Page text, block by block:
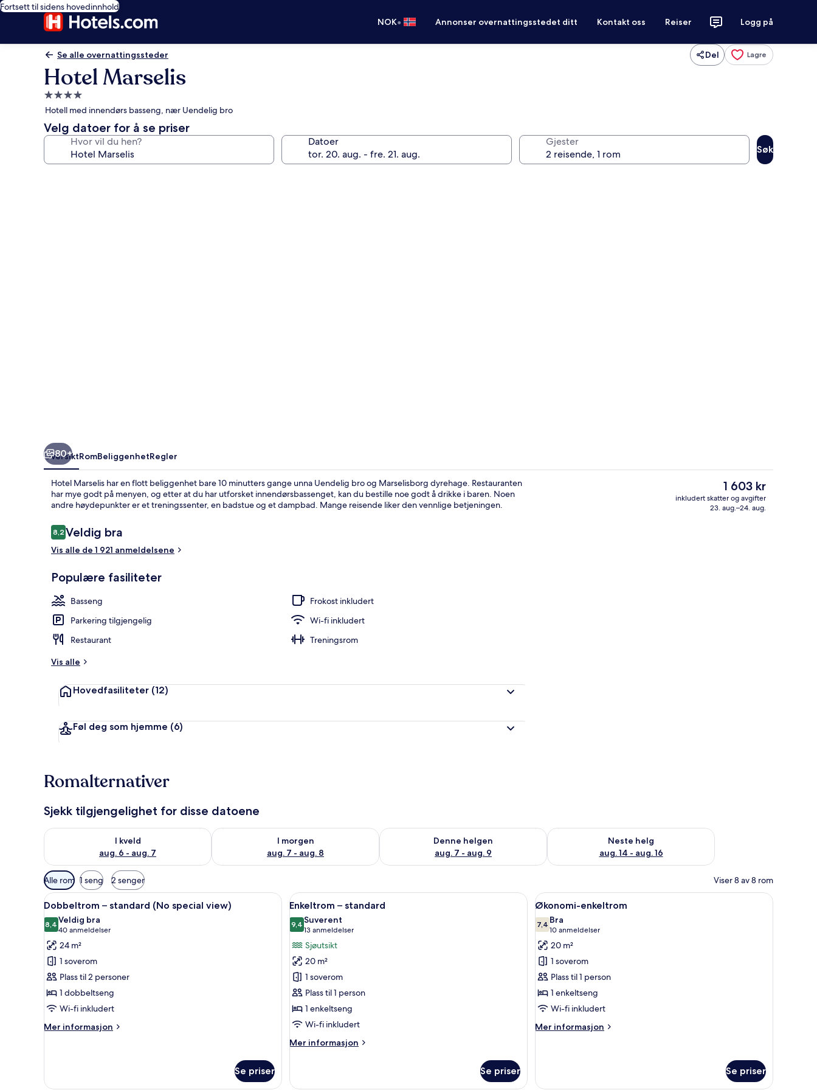
Fortsett til sidens hovedinnhold
NOK• Annonser overnattingsstedet ditt Kontakt oss Reiser Logg på
Se alle overnattingssteder Del Lagre
Hotel Marselis
Overnattingssted
med
4.0
stjerner
Hotell med innendørs basseng, nær Uendelig bro
Velg datoer for å se priser
Hvor vil du hen? Datoer Gjester
Søk
80+
OversiktRomBeliggenhetRegler
Hotel Marselis har en flott beliggenhet bare 10 minutters gange unna Uendelig bro og Marselisborg dyrehage. Restauranten
har mye godt på menyen, og etter at du har utforsket innendørsbassenget, kan du bestille noe godt å drikke i baren. Noen
andre høydepunkter er et treningssenter, en badstue og et dampbad. Mange reisende liker den vennlige betjeningen.
Anmeldelser
8,28,2 av 10 –
Veldig bra
Vis alle de 1 921 anmeldelsene
Populære fasiliteter
Basseng
Frokost inkludert
Parkering tilgjengelig
Wi-fi inkludert
Restaurant
Treningsrom
Vis alle
Hovedfasiliteter (12)
Føl deg som hjemme (6)
Den
nåværende
prisen
1 603 kr
inkludert skatter og avgifter
23. aug.–24. aug.
Romalternativer
Sjekk tilgjengelighet for disse datoene
I kveld
aug. 6 - aug. 7
Sjekk tilgjengelighet for i kveld, aug. 6 - aug. 7
I morgen
aug. 7 - aug. 8
Sjekk tilgjengelighet for i morgen, aug. 7 - aug. 8
Denne helgen
aug. 7 - aug. 9
Sjekk tilgjengelighet for denne helgen, aug. 7 - aug. 9
Neste helg
aug. 14 - aug. 16
Sjekk tilgjengelighet for neste helg, aug. 14 - aug. 16
Tilgjengelige
filtre
for
rom
Alle rom 1 seng 2 senger Viser 8 av 8 rom
Åpne
alle
bildene
av
Dobbeltrom
–
standard
(No
special
view)
Allergitestet sengetøy, safe på rommet, skrivebord og blendingsgardiner
5
Dobbeltrom – standard (No special view)
8,48,4 av 10
Veldig bra
40 anmeldelser
(40
anmeldelser)
24 m²
1 soverom
Plass til 2 personer
1 dobbeltseng
Wi-fi inkludert
Mer informasjon
Mer
standard
Se priser
Åpne
alle
bildene
av
Enkeltrom
–
standard
Enkeltrom – standard | Allergitestet sengetøy, safe på rommet, skrivebord og blendingsgardiner
9
Enkeltrom – standard
9,49,4 av 10
Suverent
13 anmeldelser
(13
anmeldelser)
Sjøutsikt
20 m²
1 soverom
Plass til 1 person
1 enkeltseng
Wi-fi inkludert
Mer informasjon
Mer
–
Se priser
Åpne
alle
bildene
av
Økonomi-
enkeltrom
Økonomi-enkeltrom | Allergitestet
7
Økonomi-enkeltrom
7,47,4 av 10
Bra
10 anmeldelser
(10
anmeldelser)
20 m²
1 soverom
Plass til 1 person
1 enkeltseng
Wi-fi inkludert
Mer informasjon
Mer
Se priser